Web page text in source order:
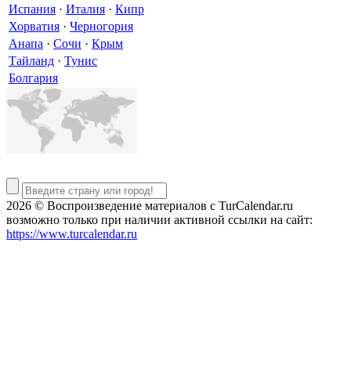
Испания · Италия · Кипр
Хорватия · Черногория
Анапа · Сочи · Крым
Тайланд · Тунис
Болгария
2026 © Воспроизведение материалов c TurCalendar.ru
возможно только при наличии активной ссылки на сайт:
https://www.turcalendar.ru